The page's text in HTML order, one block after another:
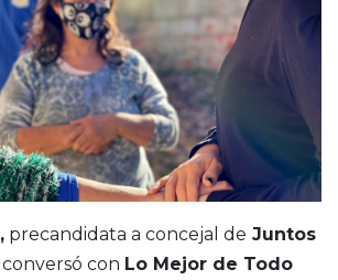
precandidata a concejal de Juntos
conversó con Lo Mejor de Todo